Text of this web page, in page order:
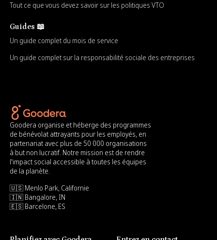
Tout ce que vous devez savoir sur les politiques VTO
Guides 📖
Un guide complet du mois de service
Un guide complet sur la responsabilité sociale des entreprises
Goodera organise et héberge des programmes
de bénévolat attrayants pour les employés, en
partenariat avec plus de 50 000 organisations
à but non lucratif. Notre mission est de rendre
l'impact social accessible à toutes les équipes
de la planète.
🇺🇸 Menlo Park, Californie
🇮🇳 Bangalore, IN
🇪🇸 Barcelone, ES